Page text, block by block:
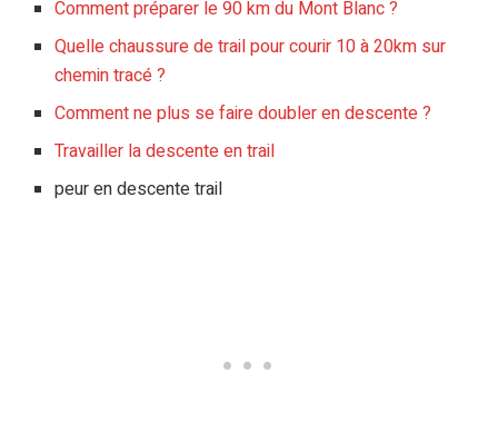
Comment préparer le 90 km du Mont Blanc ?
Quelle chaussure de trail pour courir 10 à 20km sur
chemin tracé ?
Comment ne plus se faire doubler en descente ?
Travailler la descente en trail
peur en descente trail